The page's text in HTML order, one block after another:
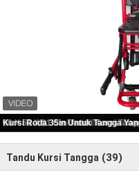
Tandu Kursi Tangga (39)